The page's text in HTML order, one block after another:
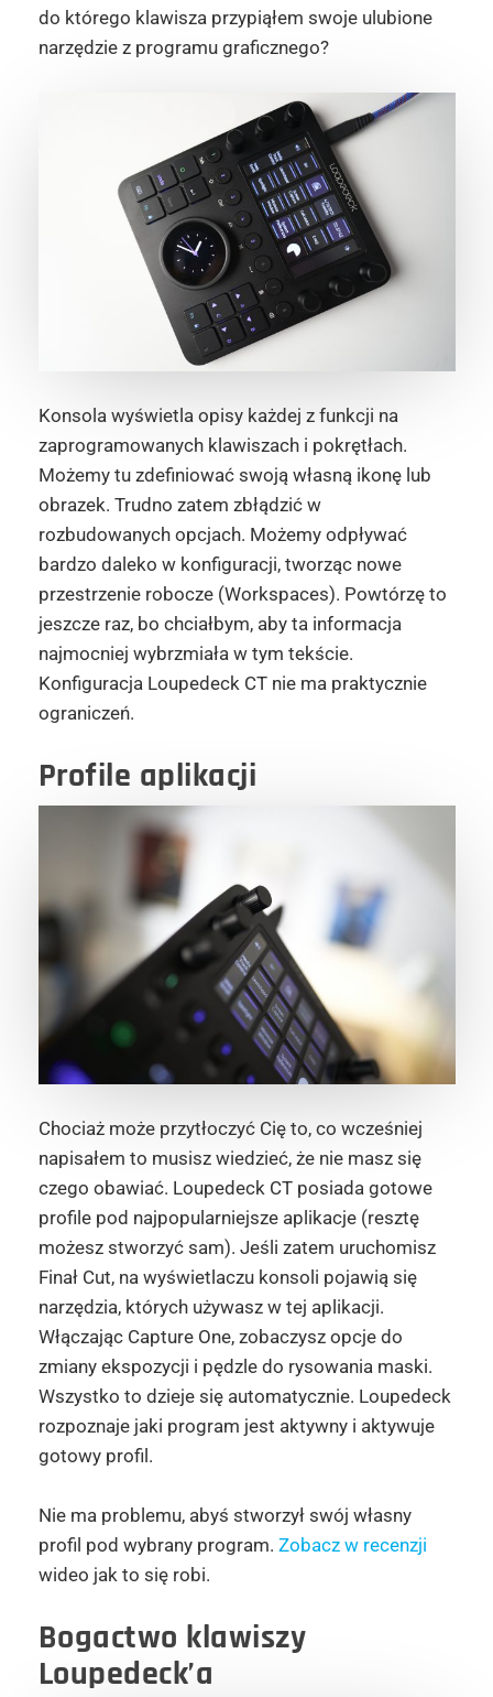
do którego klawisza przypiąłem swoje ulubione
narzędzie z programu graficznego?
Konsola wyświetla opisy każdej z funkcji na
zaprogramowanych klawiszach i pokrętłach.
Możemy tu zdefiniować swoją własną ikonę lub
obrazek. Trudno zatem zbłądzić w
rozbudowanych opcjach. Możemy odpływać
bardzo daleko w konfiguracji, tworząc nowe
przestrzenie robocze (Workspaces). Powtórzę to
jeszcze raz, bo chciałbym, aby ta informacja
najmocniej wybrzmiała w tym tekście.
Konfiguracja Loupedeck CT nie ma praktycznie
ograniczeń.
Profile aplikacji
Chociaż może przytłoczyć Cię to, co wcześniej
napisałem to musisz wiedzieć, że nie masz się
czego obawiać. Loupedeck CT posiada gotowe
profile pod najpopularniejsze aplikacje (resztę
możesz stworzyć sam). Jeśli zatem uruchomisz
Finał Cut, na wyświetlaczu konsoli pojawią się
narzędzia, których używasz w tej aplikacji.
Włączając Capture One, zobaczysz opcje do
zmiany ekspozycji i pędzle do rysowania maski.
Wszystko to dzieje się automatycznie. Loupedeck
rozpoznaje jaki program jest aktywny i aktywuje
gotowy profil.
Nie ma problemu, abyś stworzył swój własny
profil pod wybrany program. Zobacz w recenzji
wideo jak to się robi.
Bogactwo klawiszy
Loupedeck’a